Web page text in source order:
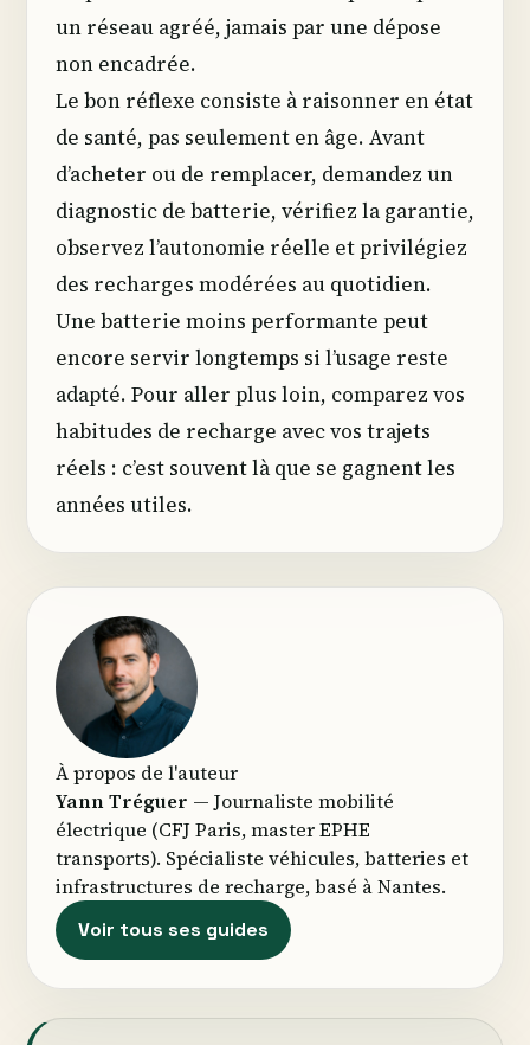
un réseau agréé, jamais par une dépose
non encadrée.
Le bon réflexe consiste à raisonner en état
de santé, pas seulement en âge. Avant
d’acheter ou de remplacer, demandez un
diagnostic de batterie, vérifiez la garantie,
observez l’autonomie réelle et privilégiez
des recharges modérées au quotidien.
Une batterie moins performante peut
encore servir longtemps si l’usage reste
adapté. Pour aller plus loin, comparez vos
habitudes de recharge avec vos trajets
réels : c’est souvent là que se gagnent les
années utiles.
À propos de l'auteur
Yann Tréguer — Journaliste mobilité
électrique (CFJ Paris, master EPHE
transports). Spécialiste véhicules, batteries et
infrastructures de recharge, basé à Nantes.
Voir tous ses guides